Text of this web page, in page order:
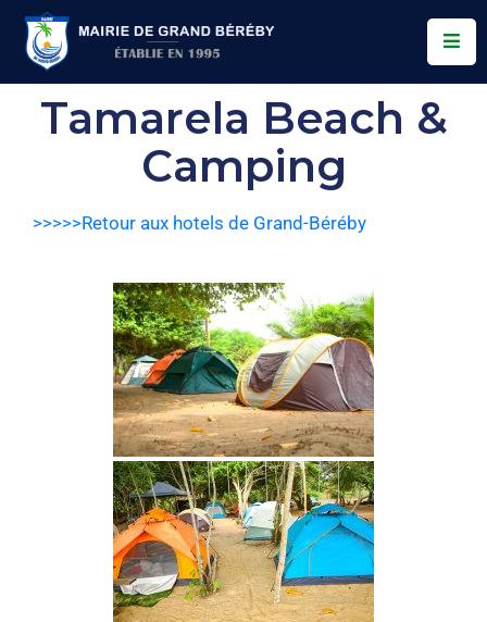
Allo
Tamarela Beach &
Camping
>>>>>Retour aux hotels de Grand-Béréby